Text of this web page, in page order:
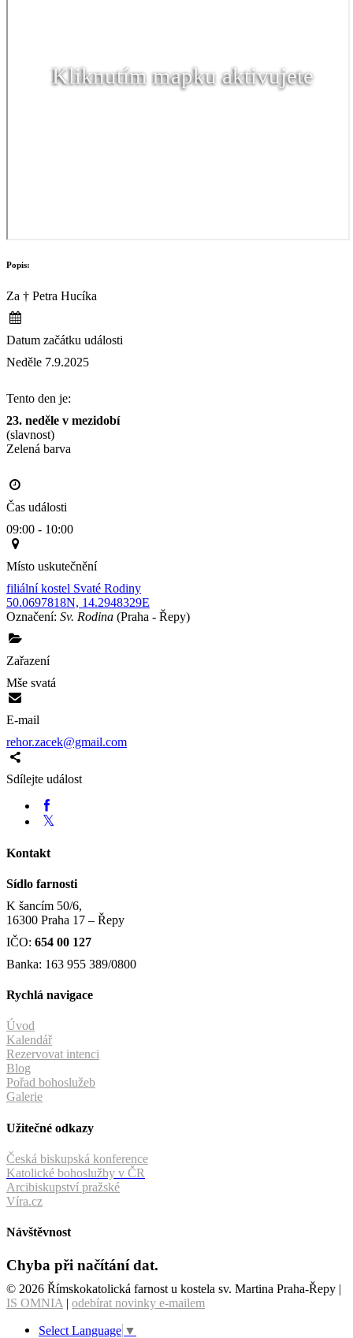
Kliknutím mapku aktivujete
Popis:
Za † Petra Hucíka
Datum začátku události
Neděle 7.9.2025
Tento den je:
23. neděle v mezidobí
(slavnost)
Zelená barva
Čas události
09:00 - 10:00
Místo uskutečnění
filiální kostel Svaté Rodiny
50.0697818N, 14.2948329E
Označení: Sv. Rodina (Praha - Řepy)
Zařazení
Mše svatá
E-mail
rehor.zacek@gmail.com
Sdílejte událost
Kontakt
Sídlo farnosti
K šancím 50/6,
16300 Praha 17 – Řepy
IČO: 654 00 127
Banka: 163 955 389/0800
Rychlá navigace
Úvod
Kalendář
Rezervovat intenci
Blog
Pořad bohoslužeb
Galerie
Užitečné odkazy
Česká biskupská konference
Katolické bohoslužby v ČR
Arcibiskupství pražské
Víra.cz
Návštěvnost
Chyba při načítání dat.
© 2026 Římskokatolická farnost u kostela sv. Martina Praha-Řepy |
IS OMNIA | odebírat novinky e-mailem
Select Language ▼